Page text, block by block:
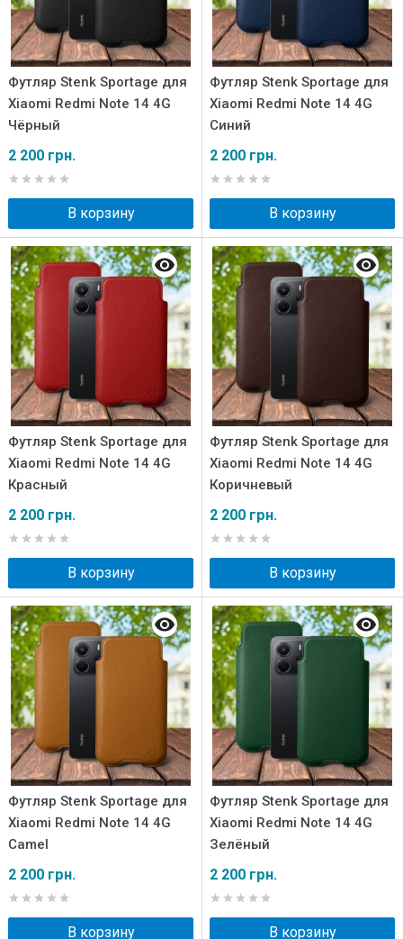
Футляр Stenk Sportage для
Xiaomi Redmi Note 14 4G
Чёрный
2 200 грн.
В корзину
Футляр Stenk Sportage для
Xiaomi Redmi Note 14 4G
Синий
2 200 грн.
В корзину
Футляр Stenk Sportage для
Xiaomi Redmi Note 14 4G
Красный
2 200 грн.
В корзину
Футляр Stenk Sportage для
Xiaomi Redmi Note 14 4G
Коричневый
2 200 грн.
В корзину
Футляр Stenk Sportage для
Xiaomi Redmi Note 14 4G
Camel
2 200 грн.
В корзину
Футляр Stenk Sportage для
Xiaomi Redmi Note 14 4G
Зелёный
2 200 грн.
В корзину